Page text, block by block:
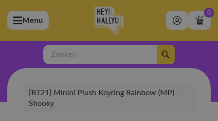
(Artiesten)
(Merchandise)
(Exclusive)
(Winkel)
Menu
0
Zoeken
[BT21] Minini Plush Keyring Rainbow (MP) -
Shooky